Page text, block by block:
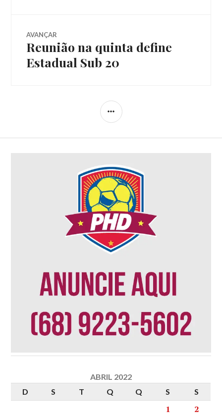
AVANÇAR
Reunião na quinta define
Estadual Sub 20
ABRIL 2022
D
S T Q Q S S
1
2